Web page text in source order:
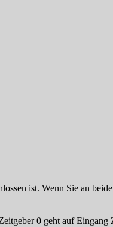
ist. Wenn Sie an
0 geht auf Eingang